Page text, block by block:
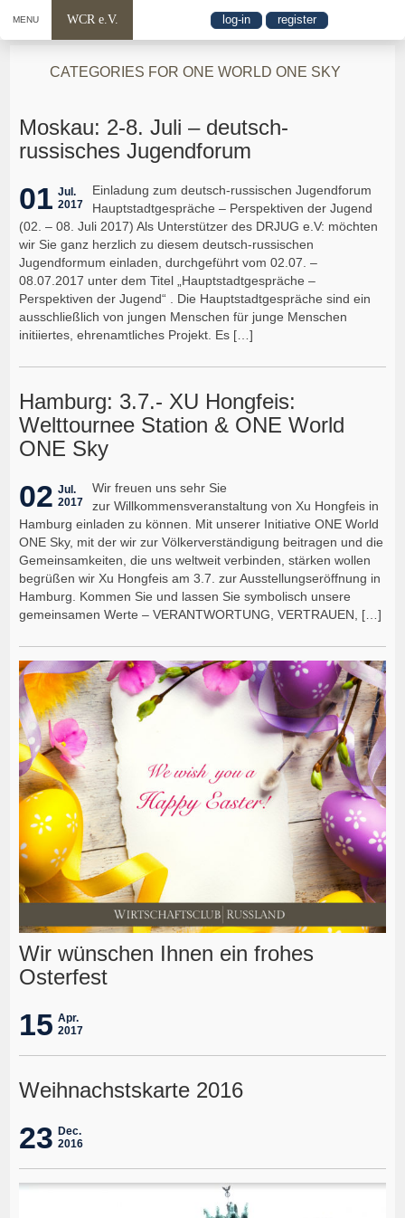
MENU WCR e.V. log-in register
CATEGORIES FOR ONE WORLD ONE SKY
Moskau: 2-8. Juli – deutsch-
russisches Jugendforum
01 Jul.
2017
Einladung zum deutsch-russischen Jugendforum
Hauptstadtgespräche – Perspektiven der Jugend
(02. – 08. Juli 2017) Als Unterstützer des DRJUG e.V: möchten
wir Sie ganz herzlich zu diesem deutsch-russischen
Jugendformum einladen, durchgeführt vom 02.07. –
08.07.2017 unter dem Titel „Hauptstadtgespräche –
Perspektiven der Jugend“ . Die Hauptstadtgespräche sind ein
ausschließlich von jungen Menschen für junge Menschen
initiiertes, ehrenamtliches Projekt. Es […]
Hamburg: 3.7.- XU Hongfeis:
Welttournee Station & ONE World
ONE Sky
02 Jul.
2017
Wir freuen uns sehr Sie
zur Willkommensveranstaltung von Xu Hongfeis in
Hamburg einladen zu können. Mit unserer Initiative ONE World
ONE Sky, mit der wir zur Völkerverständigung beitragen und die
Gemeinsamkeiten, die uns weltweit verbinden, stärken wollen
begrüßen wir Xu Hongfeis am 3.7. zur Ausstellungseröffnung in
Hamburg. Kommen Sie und lassen Sie symbolisch unsere
gemeinsamen Werte – VERANTWORTUNG, VERTRAUEN, […]
Wir wünschen Ihnen ein frohes
Osterfest
15 Apr.
2017
Weihnachstskarte 2016
23 Dec.
2016